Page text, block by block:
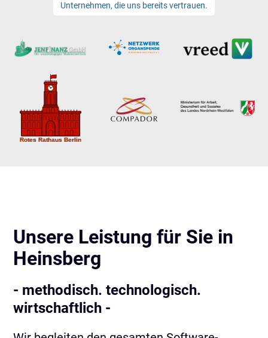
Unternehmen, die uns bereits vertrauen.
Unsere Leistung für Sie in
Heinsberg
- methodisch. technologisch.
wirtschaftlich -